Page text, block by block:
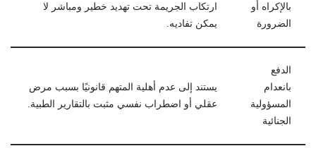
بالإكراه أو
الضرورة
ارتكاب الجريمة تحت تهديد خطير ومباشر لا
يمكن تفاديه.
الدفع
بانعدام
المسؤولية
الجنائية
يستند إلى عدم أهلية المتهم قانونيًا بسبب مرض
عقلي أو اضطراب نفسي مثبت بالتقارير الطبية.